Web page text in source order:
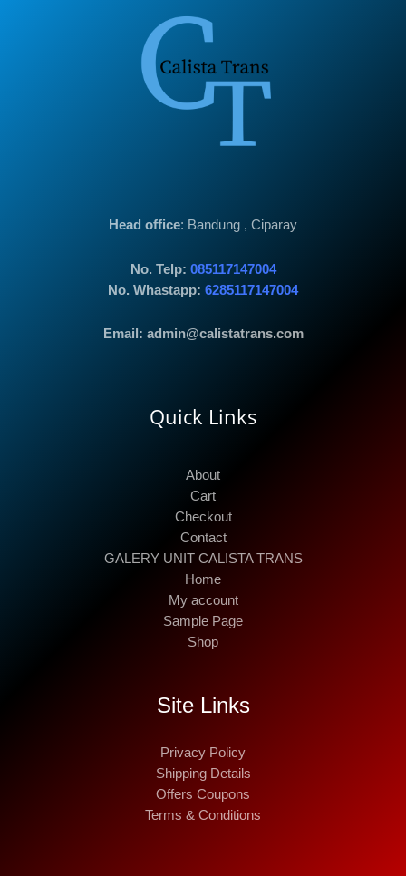
Head office: Bandung , Ciparay
No. Telp: 085117147004
No. Whastapp: 6285117147004
Email: admin@calistatrans.com
Quick Links
About
Cart
Checkout
Contact
GALERY UNIT CALISTA TRANS
Home
My account
Sample Page
Shop
Site Links
Privacy Policy
Shipping Details
Offers Coupons
Terms & Conditions